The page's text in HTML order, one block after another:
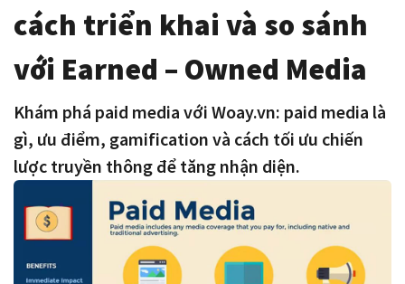
cách triển khai và so sánh
với Earned – Owned Media
Khám phá paid media với Woay.vn: paid media là
gì, ưu điểm, gamification và cách tối ưu chiến
lược truyền thông để tăng nhận diện.